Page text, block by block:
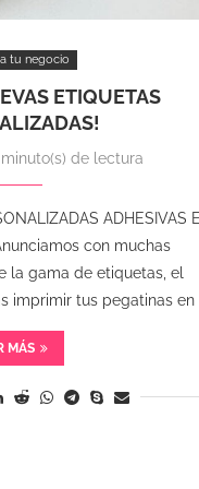
tu negocio
ETIQUETAS
de lectura
ADHESIVAS
con muchas
la gama de etiquetas, el
imprimir tus pegatinas en
MÁS